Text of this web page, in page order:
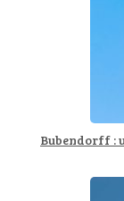
Bubendorff :